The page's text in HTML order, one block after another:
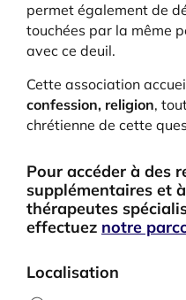
permet également de
touchées par la même
avec ce deuil.
Cette association
confession, religion,
chrétienne de cette
Pour accéder à des
supplémentaires et
thérapeutes
effectuez notre
Localisation